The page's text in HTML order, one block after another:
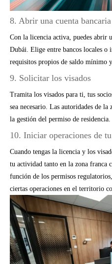
8. Abrir una cuenta
Con la licencia activa, puedes abrir
Dubái. Elige entre bancos locales o
requisitos propios de saldo mínimo
9. Solicitar los visados
Tramita los visados para ti, tus
sea necesario. Las autoridades de
la gestión del permiso de residencia.
10. Iniciar operaciones de
Cuando tengas la licencia y los
tu actividad tanto en la zona franca
función de los permisos
ciertas operaciones en el territorio